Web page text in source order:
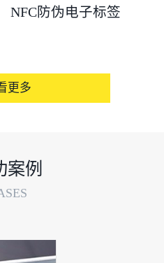
NFC防伪电子标签
更多
案例